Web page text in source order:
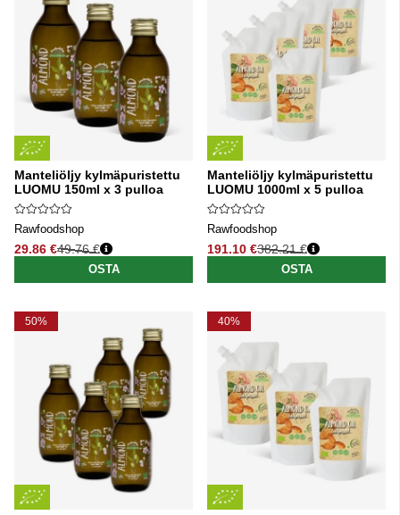
Manteliöljy kylmäpuristettu
LUOMU 150ml x 3 pulloa
Rawfoodshop
29.86 €
Normaali hinta
49.76 €
OSTA
Manteliöljy kylmäpuristettu
LUOMU 1000ml x 5 pulloa
Rawfoodshop
191.10 €
Normaali hinta
382.21 €
OSTA
50% 40%